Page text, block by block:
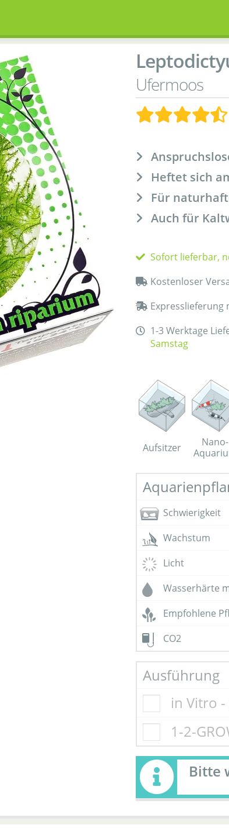
Ufermoos
Heftet sich
Für
Auch für
Sofort lieferbar,
Kostenloser
Expresslieferung
1-3 Werktage
Samstag
Aufsitzer
Nano-
Schwierigkeit
Wachstum
Licht
Wasserhärte
Empfohlene
CO2
Ausführung
in Vitro
1-2-
Bitte